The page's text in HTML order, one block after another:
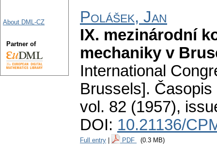
Polášek, Jan
IX. mezinárodní
mechaniky v
International
Brussels]. Časopis
vol. 82 (1957),
DOI: 10.21136/
Full entry PDF (0.3 MB)
About DML-CZ
Partner of